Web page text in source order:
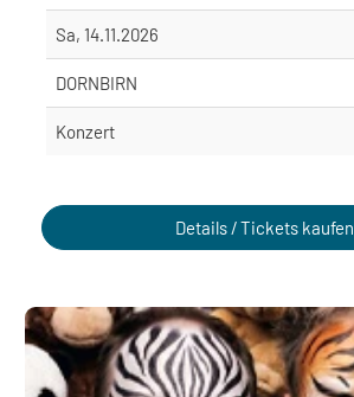
Sa, 14.11.2026
DORNBIRN
Konzert
Details / Tickets kaufen